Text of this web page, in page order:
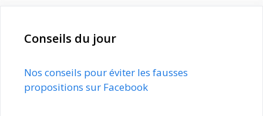
Conseils du jour
Nos conseils pour éviter les fausses
propositions sur Facebook